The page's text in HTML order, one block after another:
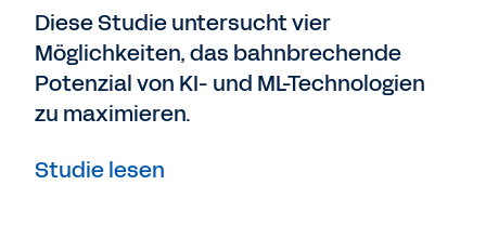
Diese Studie untersucht vier
Möglichkeiten, das bahnbrechende
Potenzial von KI- und ML-Technologien
zu maximieren.
Studie lesen